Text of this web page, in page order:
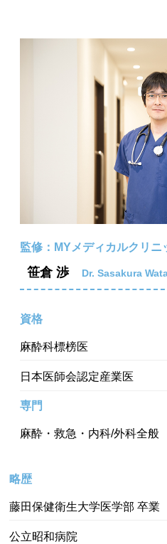
監修：MYメディカルクリ
笹倉 渉 Dr. Sasakura
資格
麻酔科標榜医
日本医師会認定産業医
専門
麻酔・救急・内科/外科全般
略歴
藤田保健衛生大学医学部 卒業
公立昭和病院